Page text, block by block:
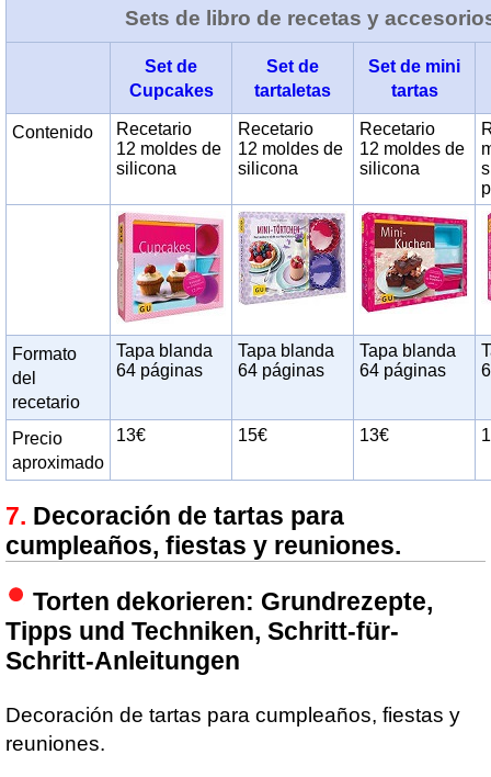
Sets de libro de recetas y
Set de
Cupcakes
Set de
tartaletas
Set de mini
tartas
Contenido
Recetario
12 moldes de
silicona
Recetario
12 moldes de
silicona
Recetario
12 moldes de
silicona
Formato
del
recetario
Tapa blanda
64 páginas
Tapa blanda
64 páginas
Tapa blanda
64 páginas
Precio
aproximado
13€ 15€ 13€
Decoración de tartas para
cumpleaños, fiestas y reuniones.
Torten dekorieren: Grundrezepte,
Tipps und Techniken, Schritt-für-
Schritt-Anleitungen
Decoración de tartas para cumpleaños, fiestas y
reuniones.